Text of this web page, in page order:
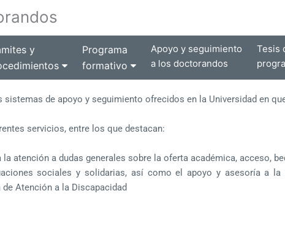
y
Programa
formativo
Apoyo y seguimiento
a los doctorandos
Tesis
de apoyo y seguimiento ofrecidos en la Universidad en
servicios, entre los que destacan:
la atención a dudas generales sobre la oferta académica, acceso,
sociales y solidarias, así como el apoyo y asesoría a la
Atención a la Discapacidad